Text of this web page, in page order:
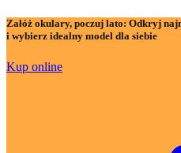
Załóż okulary, poczuj lato: Odkryj
i wybierz idealny model dla siebie
Kup online